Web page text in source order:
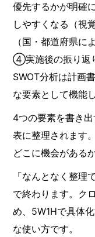
優先するかが明確
しやすくなる（視
（国・都道府県に
④実施後の振り返
SWOT分析は計画
な要素として機能
4つの要素を書き
表に整理されます
どこに機会がある
「なんとなく整理
で終わります。ク
め、5W1Hで具体
な使い方です。